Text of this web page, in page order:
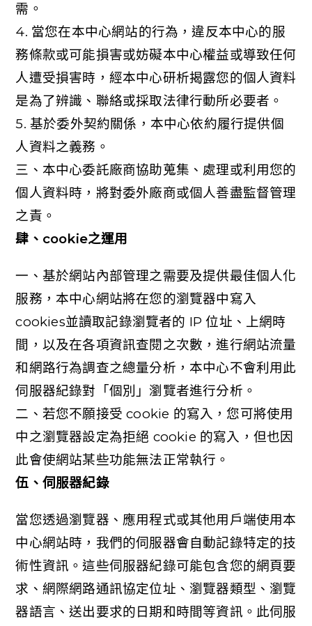
需。
4. 當您在本中心網站的行為，違反本中心的服
務條款或可能損害或妨礙本中心權益或導致任何
人遭受損害時，經本中心研析揭露您的個人資料
是為了辨識、聯絡或採取法律行動所必要者。
5.基於委外契約關係，本中心依約履行提供個
人資料之義務。
三、本中心委託廠商協助蒐集、處理或利用您的
個人資料時，將對委外廠商或個人善盡監督管理
之責。
肆、 cookie之運用
一、基於網站內部管理之需要及提供最佳個人化
服務，本中心網站將在您的瀏覽器中寫入
cookies並讀取記錄瀏覽者的 IP 位址、上網時
間，以及在各項資訊查閱之次數，進行網站流量
和網路行為調查之總量分析，本中心不會利用此
伺服器紀錄對「個別」瀏覽者進行分析。
二、若您不願接受 cookie 的寫入，您可將使用
中之瀏覽器設定為拒絕 cookie 的寫入，但也因
此會使網站某些功能無法正常執行。
伍、伺服器紀錄
當您透過瀏覽器、應用程式或其他用戶端使用本
中心網站時，我們的伺服器會自動記錄特定的技
術性資訊。這些伺服器紀錄可能包含您的網頁要
求、網際網路通訊協定位址、瀏覽器類型、瀏覽
器語言、送出要求的日期和時間等資訊。此伺服